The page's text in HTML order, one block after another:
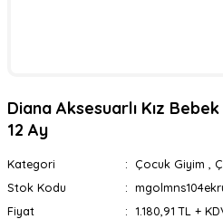
Diana Aksesuarlı Kız
12 Ay
Kategori Çocuk Giyim
Stok Kodu
Fiyat
1.180,91 TL +